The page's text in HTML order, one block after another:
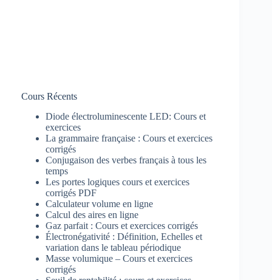
Cours Récents
Diode électroluminescente LED: Cours et
exercices
La grammaire française : Cours et exercices
corrigés
Conjugaison des verbes français à tous les
temps
Les portes logiques cours et exercices
corrigés PDF
Calculateur volume en ligne
Calcul des aires en ligne
Gaz parfait : Cours et exercices corrigés
Électronégativité : Définition, Echelles et
variation dans le tableau périodique
Masse volumique – Cours et exercices
corrigés